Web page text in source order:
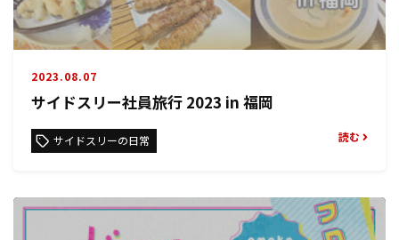
2023.08.07
サイドスリー社員旅行 2023 in 福岡
サイドスリーの日常 読む